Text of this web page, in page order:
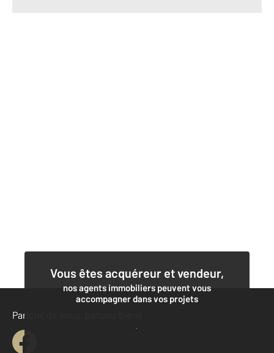
Vous êtes acquéreur et vendeur,
nos agents immobiliers peuvent vous
accompagner dans vos projets
Contacter l'agence
Parlons de vous, parlons biens